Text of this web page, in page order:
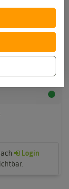
Login